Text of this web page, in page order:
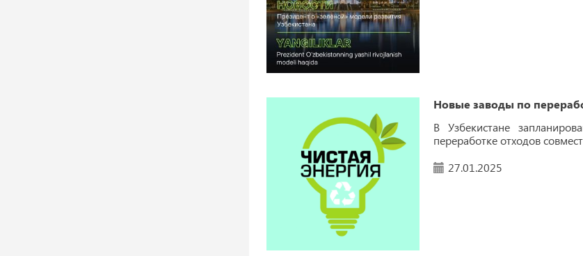
Новые заводы по
В Узбекистане
переработке отходов
27.01.2025